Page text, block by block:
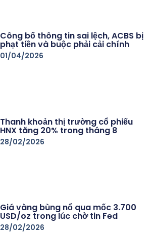
Công bố thông tin sai lệch, ACBS bị
phạt tiền và buộc phải cải chính
01/04/2026
Thanh khoản thị trường cổ phiếu
HNX tăng 20% trong tháng 8
28/02/2026
Giá vàng bùng nổ qua mốc 3.700
USD/oz trong lúc chờ tin Fed
28/02/2026